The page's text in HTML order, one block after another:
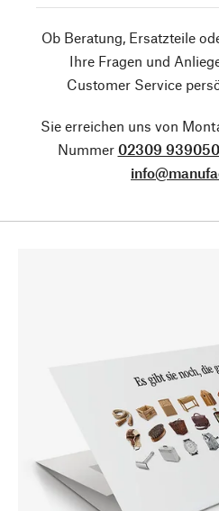
Ob Beratung, Ersatzteile
Ihre Fragen und
Customer Service
Sie erreichen uns von
Nummer 02309 939050